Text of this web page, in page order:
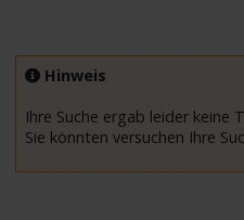
Hinweis
Ihre Suche ergab leider keine
Sie könnten versuchen Ihre